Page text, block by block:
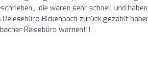
die waren sehr schnell und
Bickenbach zurück gezahlt
Reisebüro warnen!!!